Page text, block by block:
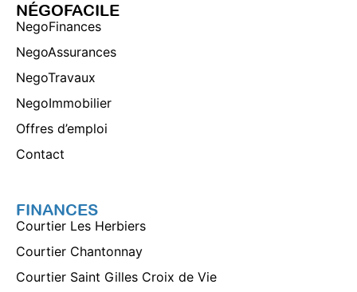
NÉGOFACILE
NegoFinances
NegoAssurances
NegoTravaux
NegoImmobilier
Offres d’emploi
Contact
FINANCES
Courtier Les Herbiers
Courtier Chantonnay
Courtier Saint Gilles Croix de Vie